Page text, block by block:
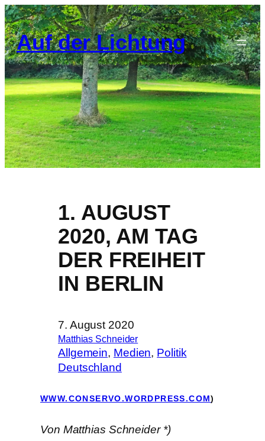
Zum
Inhalt
springen
Auf der Lichtung
1. AUGUST
2020, AM TAG
DER FREIHEIT
IN BERLIN
7. August 2020
Matthias Schneider
Allgemein, Medien, Politik
Deutschland
WWW.CONSERVO.WORDPRESS.COM)
Von Matthias Schneider *)